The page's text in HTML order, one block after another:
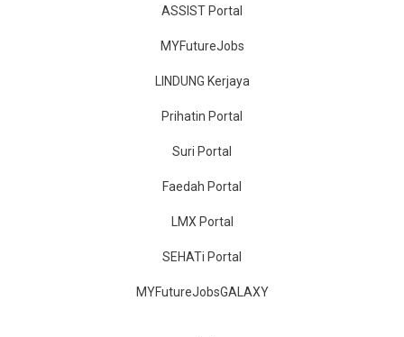
ASSIST Portal
MYFutureJobs
LINDUNG Kerjaya
Prihatin Portal
Suri Portal
Faedah Portal
LMX Portal
SEHATi Portal
MYFutureJobsGALAXY